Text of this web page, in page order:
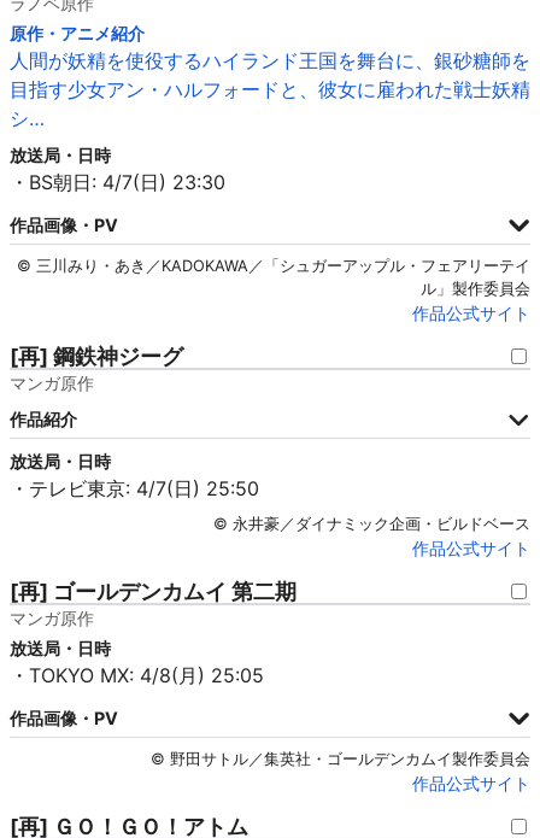
原作・アニメ紹介
人間が妖精を使役するハイランド王国を舞台に、銀砂糖師を
目指す少女アン・ハルフォードと、彼女に雇われた戦士妖精
シ…
放送局・日時
・BS朝日: 4/7(日) 23:30
作品画像・PV
© 三川みり・あき／KADOKAWA／「シュガーアップル・フェアリーテイ
ル」製作委員会
作品公式サイト
[再] 鋼鉄神ジーグ
マンガ原作
作品紹介
放送局・日時
・テレビ東京: 4/7(日) 25:50
© 永井豪／ダイナミック企画・ビルドベース
作品公式サイト
[再] ゴールデンカムイ 第二期
マンガ原作
放送局・日時
・TOKYO MX: 4/8(月) 25:05
作品画像・PV
© 野田サトル／集英社・ゴールデンカムイ製作委員会
作品公式サイト
[再] ＧＯ！ＧＯ！アトム